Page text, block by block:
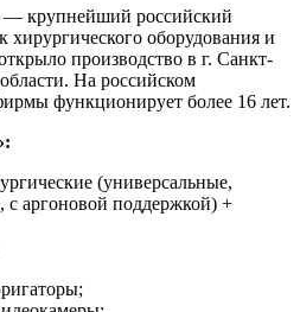
— крупнейший российский
хирургического оборудования и
производство в г. Санкт-
На российском
функционирует более 16 лет.
(универсальные,
с аргоновой поддержкой) +